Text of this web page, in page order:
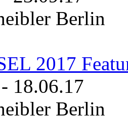
Berlin
2017
- 18.06.17
Berlin